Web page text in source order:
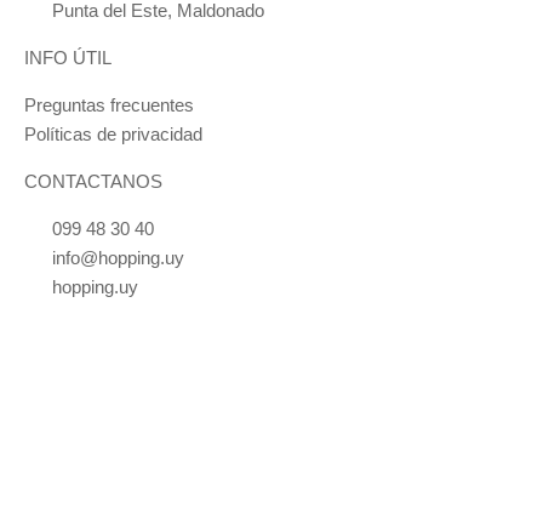
CONTACTANOS
099 48 30 40
info@hopping.uy
hopping.uy
INFO ÚTIL
Preguntas frecuentes
Políticas de privacidad
Punta del Este, Maldonado